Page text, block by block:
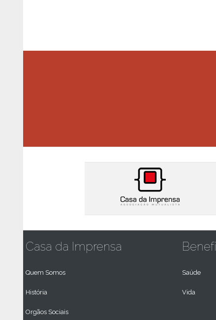
Casa da Imprensa
Quem Somos
História
Orgãos Sociais
Saúde
Vida